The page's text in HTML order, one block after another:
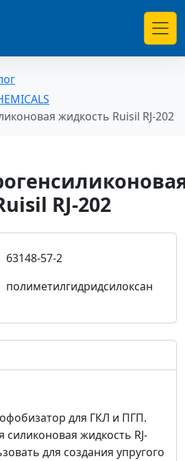
категорий
жидкость Ruisil RJ-202
RJ-202
63148-57-2
полиметилгидридсилоксан
для ГКЛ и ПГП.
жидкость RJ-
для создания упругого